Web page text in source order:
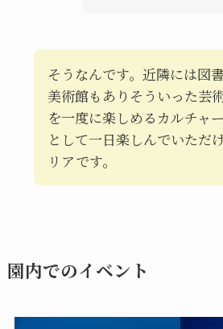
そうなんです。近隣には図
美術館もありそういった芸
を一度に楽しめるカルチャ
として一日楽しんでいただ
リアです。
園内でのイベント